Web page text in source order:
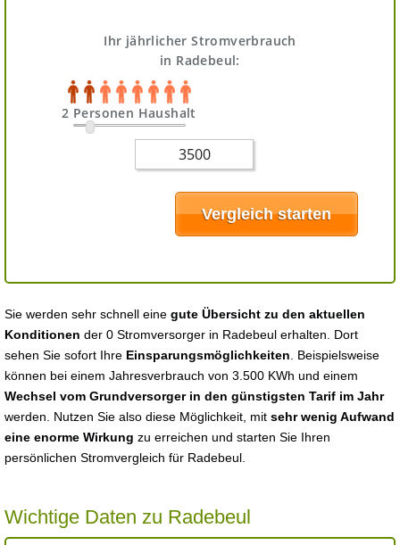
Ihr jährlicher Stromverbrauch
in Radebeul:
2 Personen Haushalt
Sie werden sehr schnell eine gute Übersicht zu den aktuellen
Konditionen der 0 Stromversorger in Radebeul erhalten. Dort
sehen Sie sofort Ihre Einsparungsmöglichkeiten . Beispielsweise
können bei einem Jahresverbrauch von 3.500 KWh und einem
Wechsel vom Grundversorger in den günstigsten Tarif im Jahr
werden. Nutzen Sie also diese Möglichkeit, mit sehr wenig Aufwand
eine enorme Wirkung zu erreichen und starten Sie Ihren
persönlichen Stromvergleich für Radebeul.
Wichtige Daten zu Radebeul